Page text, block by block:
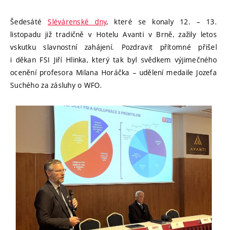
ŠedesátéSlévárenské dny, které se konaly 12. – 13.
listopadu již tradičně v Hotelu Avanti v Brně, zažily letos
vskutku slavnostní zahájení. Pozdravit přítomné přišel
i děkan FSI Jiří Hlinka, který tak byl svědkem výjimečného
ocenění profesora Milana Horáčka – udělení medaile Jozefa
Suchého za zásluhy o WFO.